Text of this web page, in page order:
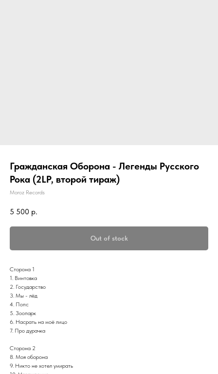
Гражданская Оборона - Легенды Русского
Рока (2LP, второй тираж)
Moroz Records
5 500 р.
Out of stock
Сторона 1
1. Винтовка
2. Государство
3. Мы - лёд
4. Попс
5. Зоопарк
6. Насрать на моё лицо
7. Про дурачка
Сторона 2
8. Моя оборона
9. Никто не хотел умирать